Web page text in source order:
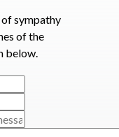
of sympathy
of the
below.